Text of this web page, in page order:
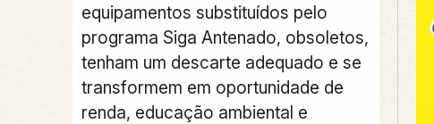
equipamentos substituídos pelo
programa Siga Antenado, obsoletos,
tenham um descarte adequado e se
transformem em oportunidade de
renda, educação ambiental e